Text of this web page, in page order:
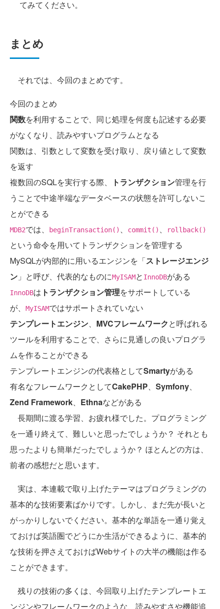
てみてください。
まとめ
それでは、今回のまとめです。
今回のまとめ
関数を利用することで、同じ処理を何度も記述する必要
がなくなり、読みやすいプログラムとなる
関数は、引数として変数を受け取り、戻り値として変数
を返す
複数回のSQLを実行する際、
トランザクション管理を行
うことで中途半端なデータベースの状態を許可しないこ
とができる
MDB2では、 beginTransaction() 、 commit() 、 rollback()
という命令を用いてトランザクションを管理する
MySQLが内部的に用いるエンジンを「ストレージエンジ
ン 」と呼び、代表的なものにMyISAMと InnoDBがある
InnoDBは トランザクション管理をサポートしている
が、
MyISAMではサポートされていない
テンプレートエンジン、 MVCフレームワークと呼ばれる
ツールを利用することで、さらに見通しの良いプログラ
ムを作ることができる
テンプレートエンジンの代表格としてSmartyがある
有名なフレームワークとしてCakePHP、 Symfony、
Zend Framework、 Ethnaなどがある
長期間に渡る学習、お疲れ様でした。プログラミング
を一通り終えて、難しいと思ったでしょうか？ それとも
思ったよりも簡単だったでしょうか？ ほとんどの方は、
前者の感想だと思います。
実は、本連載で取り上げたテーマはプログラミングの
基本的な技術要素ばかりです。しかし、まだ先が長いと
がっかりしないでください。基本的な単語を一通り覚え
ておけば英語圏でどうにか生活ができるように、基本的
な技術を押さえておけばWebサイトの大半の機能は作る
ことができます。
残りの技術の多くは、今回取り上げたテンプレートエ
ンジンやフレームワークのような、読みやすさや機能追